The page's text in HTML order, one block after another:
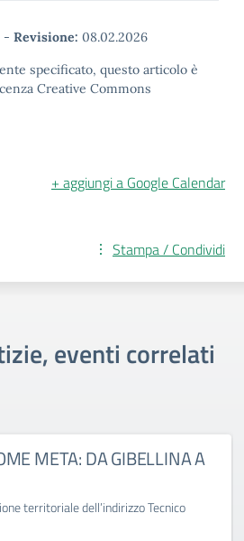
- Revisione: 08.02.2026
specificato, questo articolo è
Creative Commons
+ aggiungi a Google Calendar
Stampa / Condividi
eventi correlati
META: DA GIBELLINA A
territoriale dell’indirizzo Tecnico